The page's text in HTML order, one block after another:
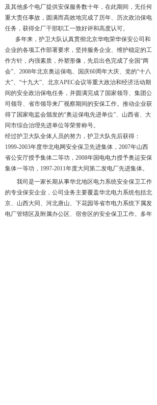
及其他多个电厂提供安保服务数十年，在此期间，无任何
重大责任事故，圆满而高效地完成了历年、历次政治保电
任务，获得全厂干部职工一致好评和高度认可。
多年来，护卫大队认真贯彻北京华电荣华保安公司和
企业的各项工作部署要求，坚持服务企业、维护稳定的工
作方针，内强素质，外塑形像，先后出色完成了全国“两
会”、2008年北京奥运保电、国庆60周年大庆、党的“十八
大”、“十九大”、北京APEC会议等重大政治和经济活动期
间的安全政治保电任务，并圆满完成了国家领导、集团公
司领导、省市领导来厂视察期间的安保工作。推动企业获
得了国家电监会颁发的“奥运保电先进单位”、山西省、大
同市综合治理先进单位等荣誉称号。
经过护卫大队全体人员的努力，护卫大队先后获得：
1999-2003年度华北电网安全保卫先进集体，2007年山西
省公安厅授予集体二等功，2008年国电电力授予奥运安保
集体一等功，1997-2011年度大同第二发电厂先进集体。
我司是一家长期从事华北地区电力系统安全保卫工作
的专业保安企业，公司业务主要覆盖华北电力系统包括北
京、山西大同、河北唐山、下花园等省市电力系统下属发
电厂管辖区及附属办公区、宿舍区的安全保卫工作。多年